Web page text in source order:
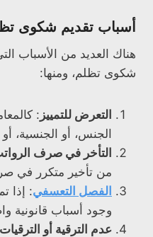
أسباب تقديم شكوى
هناك العديد من الأسباب
شكوى تظلم، ومنها:
التعرض للتمييز :
الجنس، أو الجنسية،
التأخر في صرف
من تأخير متكرر في
الفصل التعسفي: إذا
وجود أسباب قانونية
عدم الترقية أو